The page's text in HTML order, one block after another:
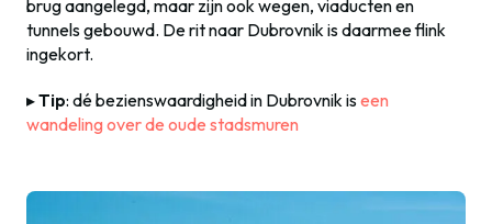
brug aangelegd, maar zijn ook wegen, viaducten en
tunnels gebouwd. De rit naar Dubrovnik is daarmee flink
ingekort.
▸Tip: dé bezienswaardigheid in Dubrovnik iseen
wandeling over de oude stadsmuren